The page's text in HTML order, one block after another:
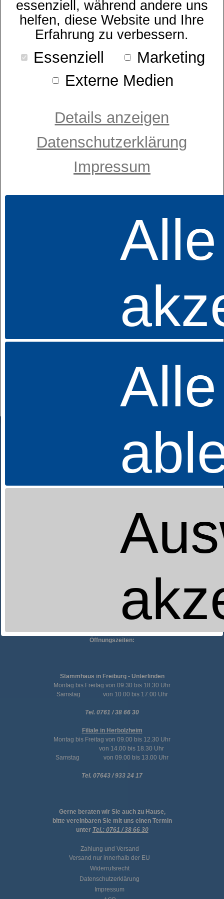
- bitte wählen -
Sortierung
Sort. nach Bezeichnung
Preis
- bitte wählen -
79098 Freiburg
0761-386630
EMail schreiben
79336 Herbolzheim
07643-9332417
Öffnungszeiten:
Stammhaus in Freiburg - Unterlinden
Montag bis Freitag von 09.30 bis 18.30 Uhr
Samstag von 10.00 bis 17.00 Uhr
Tel. 0761 / 38 66 30
Filiale in Herbolzheim
Montag bis Freitag von 09.00 bis 12.30 Uhr
von 14.00 bis 18.30 Uhr
Samstag von 09.00 bis 13.00 Uhr
Tel. 07643 / 933 24 17
Gerne beraten wir Sie auch zu Hause,
bitte vereinbaren Sie mit uns einen Termin
unter Tel.: 0761 / 38 66 30
Zahlung und Versand
Versand nur innerhalb der EU
Widerrufsrecht
Datenschutzerklärung
Impressum
essenziell, während andere uns
helfen, diese Website und Ihre
Erfahrung zu verbessern.
Essenziell
Marketing
Externe Medien
Details anzeigen
Datenschutzerklärung
Impressum
Alle
Alle